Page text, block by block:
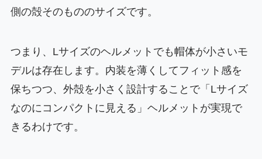
側の殻そのもののサイズです。
つまり、Lサイズのヘルメットでも帽体が小さいモ
デルは存在します。内装を薄くしてフィット感を
保ちつつ、外殻を小さく設計することで「Lサイズ
なのにコンパクトに見える」ヘルメットが実現で
きるわけです。